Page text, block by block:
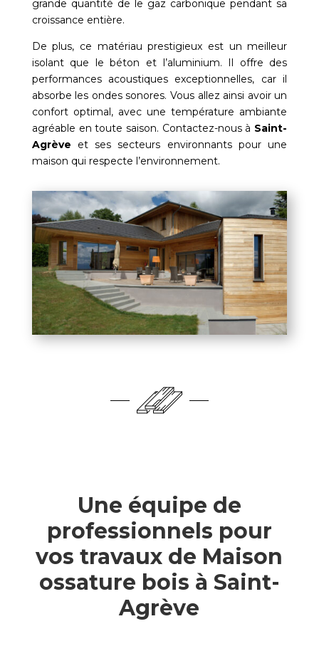
grande quantité de le gaz carbonique pendant sa
croissance entière.
De plus, ce matériau prestigieux est un meilleur
isolant que le béton et l’aluminium. Il offre des
performances acoustiques exceptionnelles, car il
absorbe les ondes sonores. Vous allez ainsi avoir un
confort optimal, avec une température ambiante
agréable en toute saison. Contactez-nous à Saint-
Agrève et ses secteurs environnants pour une
maison qui respecte l’environnement.
Une équipe de
professionnels pour
vos travaux de Maison
ossature bois à Saint-
Agrève